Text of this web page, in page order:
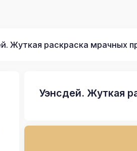
Жуткая раскраска мрачных
Уэнсдей. Жуткая